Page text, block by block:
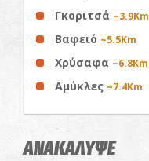
Γκοριτσά ~3.9Km
Βαφειό ~5.5Km
Χρύσαφα ~6.8Km
Αμύκλες ~7.4Km
ΑΝΑΚΑΛΥΨΕ